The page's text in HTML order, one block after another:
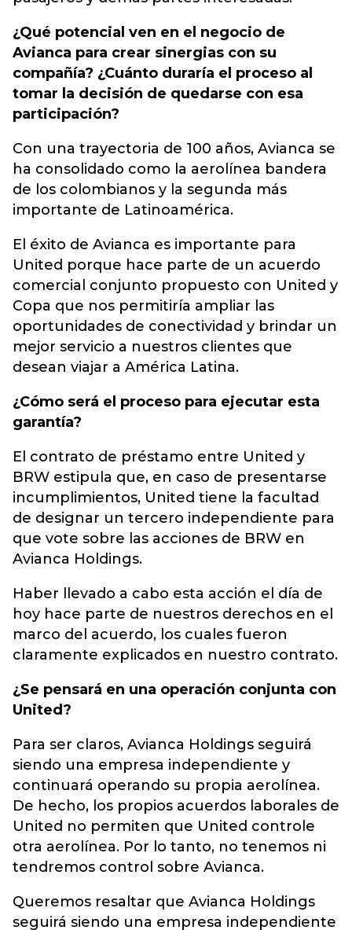
¿Qué potencial ven en el negocio de
Avianca para crear sinergias con su
compañía? ¿Cuánto duraría el proceso al
tomar la decisión de quedarse con esa
participación?
Con una trayectoria de 100 años, Avianca se
ha consolidado como la aerolínea bandera
de los colombianos y la segunda más
importante de Latinoamérica.
El éxito de Avianca es importante para
United porque hace parte de un acuerdo
comercial conjunto propuesto con United y
Copa que nos permitiría ampliar las
oportunidades de conectividad y brindar un
mejor servicio a nuestros clientes que
desean viajar a América Latina.
¿Cómo será el proceso para ejecutar esta
garantía?
El contrato de préstamo entre United y
BRW estipula que, en caso de presentarse
incumplimientos, United tiene la facultad
de designar un tercero independiente para
que vote sobre las acciones de BRW en
Avianca Holdings.
Haber llevado a cabo esta acción el día de
hoy hace parte de nuestros derechos en el
marco del acuerdo, los cuales fueron
claramente explicados en nuestro contrato.
¿Se pensará en una operación conjunta con
United?
Para ser claros, Avianca Holdings seguirá
siendo una empresa independiente y
continuará operando su propia aerolínea.
De hecho, los propios acuerdos laborales de
United no permiten que United controle
otra aerolínea. Por lo tanto, no tenemos ni
tendremos control sobre Avianca.
Queremos resaltar que Avianca Holdings
seguirá siendo una empresa independiente